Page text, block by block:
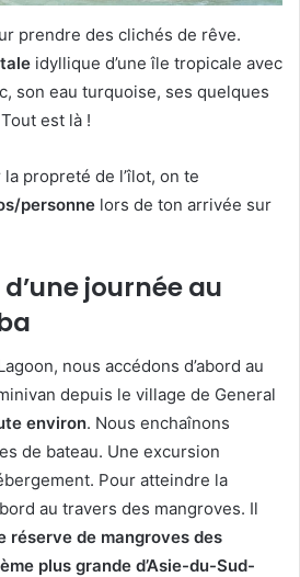
prendre des clichés de rêve.
idyllique d’une île tropicale avec
son eau turquoise, ses quelques
est là !
propreté de l’îlot, on te
personne lors de ton arrivée sur
journée au
nous accédons d’abord au
depuis le village de General
environ. Nous enchaînons
de bateau. Une excursion
Pour atteindre la
au travers des mangroves. Il
réserve de mangroves des
plus grande d’Asie-du-Sud-